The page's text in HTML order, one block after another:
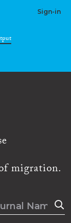
Sign-in
migration.